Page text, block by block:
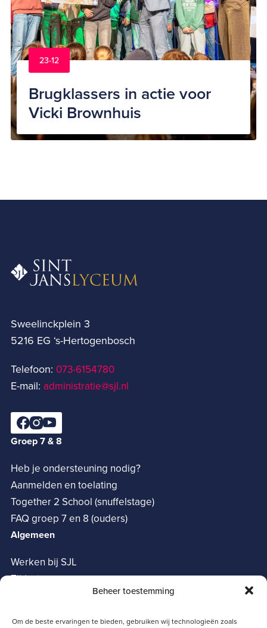
Beheer toestemming
Om de beste ervaringen te bieden, gebruiken wij technologieën zoals
23-12
Brugklassers in actie voor
Vicki Brownhuis
Sweelinckplein 3
5216 EG ‘s-Hertogenbosch
Telefoon: 073-6154780­
E-mail: administratie@sjl.nl
Groep 7 & 8
Heb je ondersteuning nodig?
Aanmelden en toelating
Together 2 School (snuffelstage)
FAQ groep 7 en 8 (ouders)
Algemeen
Werken bij SJL
Zij-instroom
Vrienden van het SJL